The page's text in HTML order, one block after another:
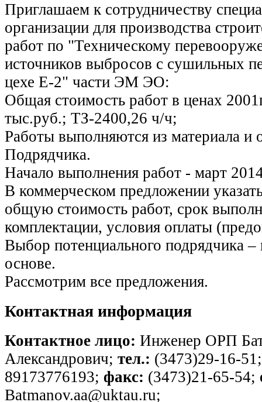
Приглашаем к сотрудничеству
организации для производства
работ по "Техническому
источников выбросов с сушильных
цехе Е-2" части ЭМ ЭО:
Общая стоимость работ в ценах
тыс.руб.; ТЗ-2400,26 ч/ч;
Работы выполняются из материала и
Подрядчика.
Начало выполнения работ - март
В коммерческом предложении
общую стоимость работ, срок
комплектации, условия оплаты
Выбор потенциального подрядчика –
основе.
Рассмотрим все предложения.
Контактная информация
Контактное лицо: Инженер ОРП
Александрович; тел.: (3473)29-16-
89173776193; факс: (3473)21-65-54;
Batmanov.aa@uktau.ru;